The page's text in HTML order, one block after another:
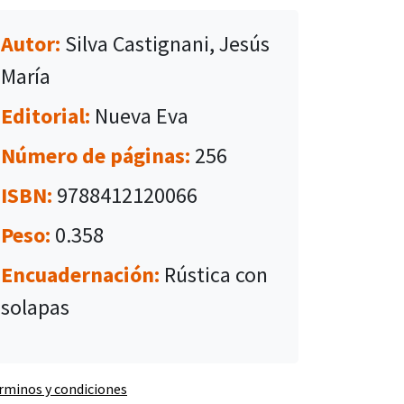
Autor: Silva Castignani, Jesús
María
Editorial: Nueva Eva
Número de páginas: 256
ISBN: 9788412120066
Peso: 0.358
Encuadernación: Rústica con
solapas
y condiciones